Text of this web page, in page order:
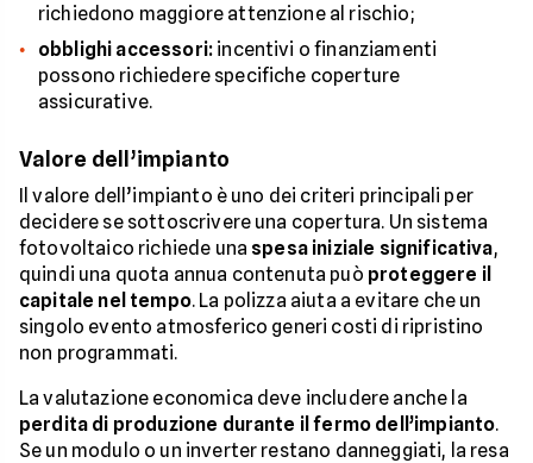
richiedono maggiore attenzione al rischio;
obblighi accessori: incentivi o finanziamenti
possono richiedere specifiche coperture
assicurative.
Valore dell’impianto
Il valore dell’impianto è uno dei criteri principali per
decidere se sottoscrivere una copertura. Un sistema
fotovoltaico richiede una spesa iniziale significativa,
quindi una quota annua contenuta può proteggere il
capitale nel tempo. La polizza aiuta a evitare che un
singolo evento atmosferico generi costi di ripristino
non programmati.
La valutazione economica deve includere anche la
perdita di produzione durante il fermo dell’impianto.
Se un modulo o un inverter restano danneggiati, la resa